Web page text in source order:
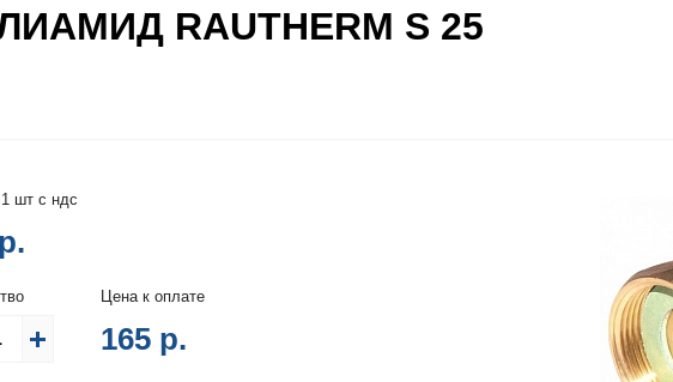
RAUTHERM S 25
1 шт с ндс
Цена к оплате
165р.